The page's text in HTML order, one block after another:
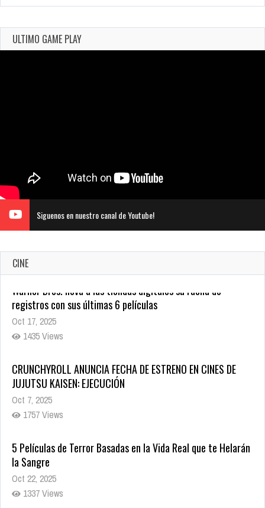
ULTIMO GAME PLAY
Siguenos en nuestro canal de Youtube!
CINE
CRUNCHYROLL ANUNCIA FECHA DE ESTRENO EN CINES DE
JUJUTSU KAISEN: EJECUCIÓN
Oct 7, 2025
5 Películas de Terror Basadas en la Vida Real que te Helarán
la Sangre
Oct 22, 2025
Revive el terror: El conjuro 4: Últimos ritos ya está disponible
en tiendas digitales
Oct 20, 2025